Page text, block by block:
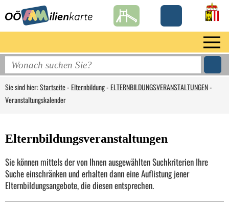
Sie sind hier:Startseite-Elternbildung-ELTERNBILDUNGSVERANSTALTUNGEN-
Veranstaltungskalender
Elternbildungsveranstaltungen
Sie können mittels der von Ihnen ausgewählten Suchkriterien Ihre
Suche einschränken und erhalten dann eine Auflistung jener
Elternbildungsangebote, die diesen entsprechen.